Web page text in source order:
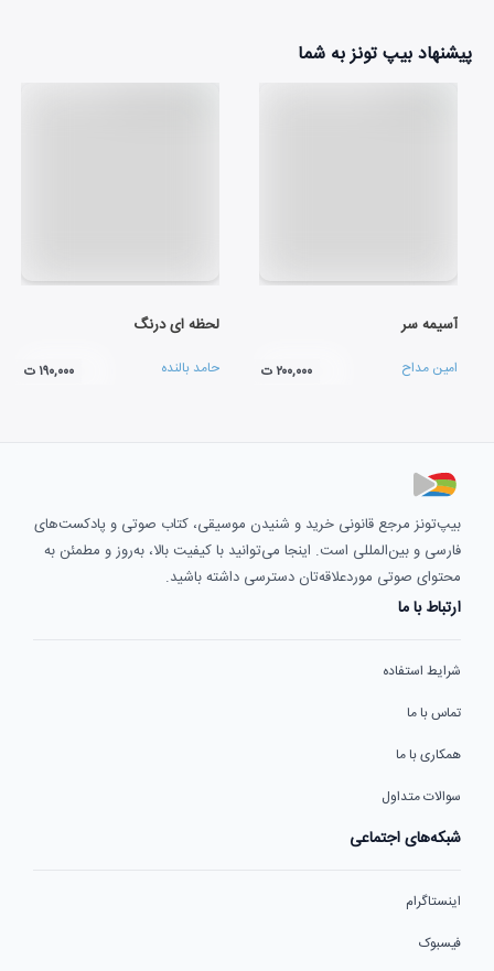
پیشنهاد بیپ تونز به شما
آسیمه سر
امین مداح ۲۰۰,۰۰۰ ت
لحظه ای درنگ
حامد بالنده ۱۹۰,۰۰۰ ت
بیپ‌تونز مرجع قانونی خرید و شنیدن موسیقی، کتاب صوتی و پادکست‌های
فارسی و بین‌المللی است. اینجا می‌توانید با کیفیت بالا، به‌روز و مطمئن به
محتوای صوتی موردعلاقه‌تان دسترسی داشته باشید.
ارتباط با ما
شرایط استفاده
تماس با ما
همکاری با ما
سوالات متداول
شبکه‌های اجتماعی
اینستاگرام
فیسبوک